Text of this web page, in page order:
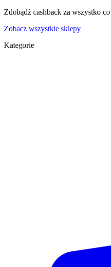
Zdobądź cashback za wszystko
Zobacz wszystkie sklepy
Kategorie